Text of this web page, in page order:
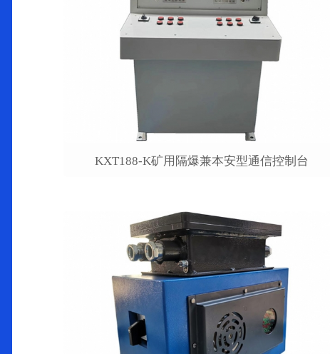
KXT188-K矿用隔爆兼本安型通信控制台